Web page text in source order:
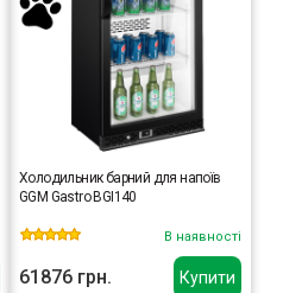
Купити
Холодильник барний для напоїв
GGM Gastro BGI140
В наявності
61876 грн.